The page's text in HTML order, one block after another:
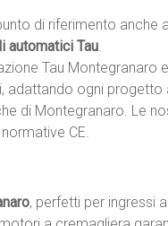
di riferimento anche
automatici Tau.
Tau Montegranaro
ogni progetto
di Montegranaro. Le
CE.
, perfetti per ingressi